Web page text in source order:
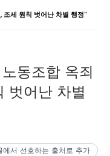
조세 원칙 벗어난 차별 행정”
동조합 옥죄
벗어난 차별
에서 선호하는 출처로 추가